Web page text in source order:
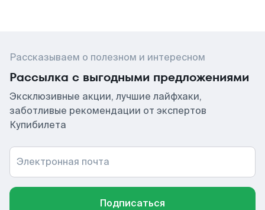
Рассказываем о полезном и интересном
Рассылка с выгодными предложениями
Эксклюзивные акции, лучшие лайфхаки,
заботливые рекомендации от экспертов
Купибилета
Электронная почта
Подписаться